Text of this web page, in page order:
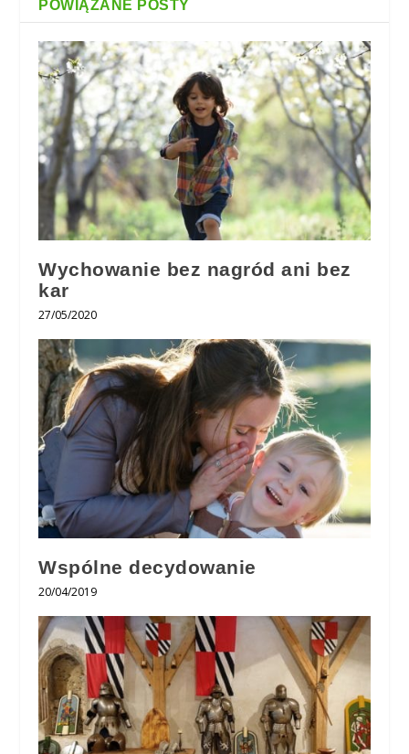
POWIĄZANE POSTY
Wychowanie bez nagród ani bez
kar
27/05/2020
Wspólne decydowanie
20/04/2019